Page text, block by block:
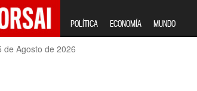
POLÍTICA ECONOMÍA MUNDO
de Agosto de 2026